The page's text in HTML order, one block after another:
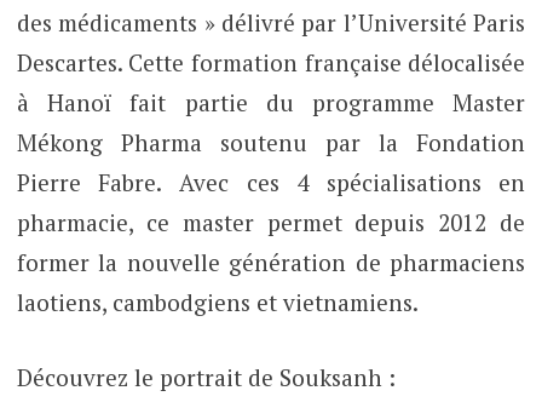
des médicaments » délivré par l’Université Paris
Descartes. Cette formation française délocalisée
à Hanoï fait partie du programme Master
Mékong Pharma soutenu par la Fondation
Pierre Fabre. Avec ces 4 spécialisations en
pharmacie, ce master permet depuis 2012 de
former la nouvelle génération de pharmaciens
laotiens, cambodgiens et vietnamiens.
Découvrez le portrait de Souksanh :